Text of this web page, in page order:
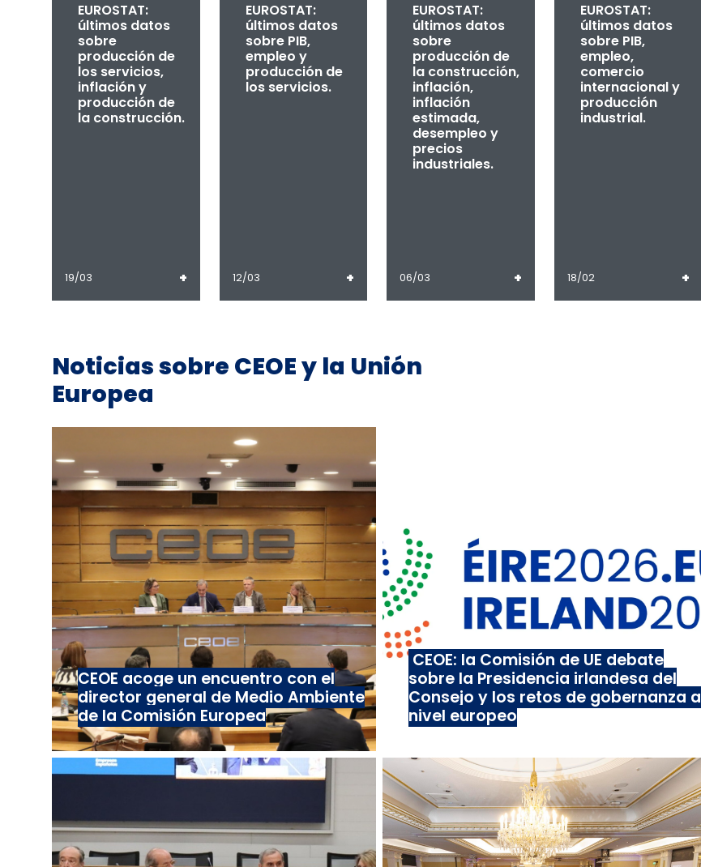
EUROSTAT:
últimos datos
sobre
producción de
los servicios,
inflación y
producción de
la construcción.
19/03 +
EUROSTAT:
últimos datos
sobre PIB,
empleo y
producción de
los servicios.
12/03 +
EUROSTAT:
últimos datos
sobre
producción de
la construcción,
inflación,
inflación
estimada,
desempleo y
precios
industriales.
06/03 +
EUROSTAT:
últimos datos
sobre PIB,
empleo,
comercio
internacional y
producción
industrial.
18/02 +
Noticias sobre CEOE y la Unión
Europea
CEOE acoge un encuentro con el
director general de Medio Ambiente
de la Comisión Europea
CEOE: la Comisión de UE debate
sobre la Presidencia irlandesa del
Consejo y los retos de gobernanza a
nivel europeo